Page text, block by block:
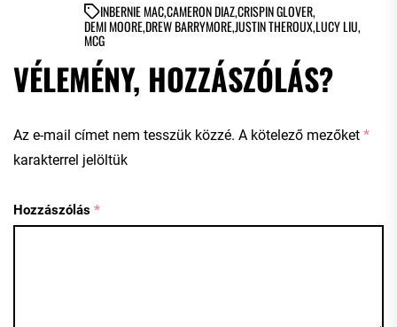
INBERNIE MAC,CAMERON DIAZ,CRISPIN GLOVER,
DEMI MOORE,DREW BARRYMORE,JUSTIN THEROUX,LUCY LIU,
MCG
VÉLEMÉNY, HOZZÁSZÓLÁS?
Az e-mail címet nem tesszük közzé. A kötelező mezőket *
karakterrel jelöltük
Hozzászólás *